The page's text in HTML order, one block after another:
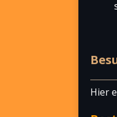
Hier